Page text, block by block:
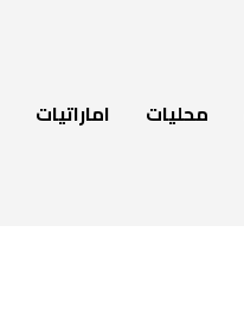
محليات اماراتيات